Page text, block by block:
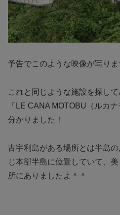
予告でこのような映像が写りま
これと同じような施設を探し
「LE CANA MOTOBU（ルカ
分かりました！
古宇利島がある場所とは半島
じ本部半島に位置していて、
所にありましたよ＾＾